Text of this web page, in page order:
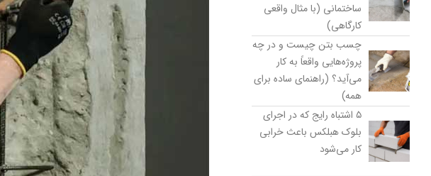
ساختمانی (با مثال واقعی
کارگاهی)
چسب بتن چیست و در چه
پروژه‌هایی واقعاً به کار
می‌آید؟ (راهنمای ساده برای
همه)
۵ اشتباه رایج که در اجرای
بلوک هبلکس باعث خرابی
کار می‌شود